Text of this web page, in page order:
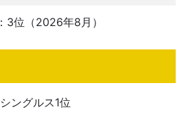
3位（2026年8月）
ングルス1位